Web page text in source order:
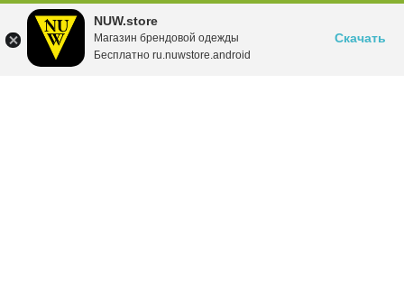
NUW.store
Магазин брендовой одежды
Бесплатно ru.nuwstore.android
Скачать